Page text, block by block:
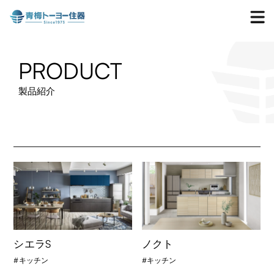
PRODUCT
製品紹介
シエラS
キッチン
ノクト
キッチン